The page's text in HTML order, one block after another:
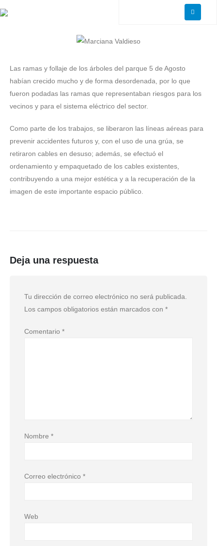
Las ramas y follaje de los árboles del parque 5 de Agosto
habían crecido mucho y de forma desordenada, por lo que
fueron podadas las ramas que representaban riesgos para los
vecinos y para el sistema eléctrico del sector.
Como parte de los trabajos, se liberaron las líneas aéreas para
prevenir accidentes futuros y, con el uso de una grúa, se
retiraron cables en desuso; además, se efectuó el
ordenamiento y empaquetado de los cables existentes,
contribuyendo a una mejor estética y a la recuperación de la
imagen de este importante espacio público.
Deja una respuesta
Tu dirección de correo electrónico no será publicada.
Los campos obligatorios están marcados con *
Comentario *
Nombre *
Correo electrónico *
Web